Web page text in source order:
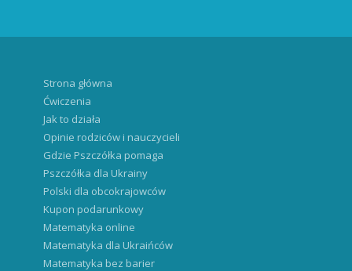
Strona główna
Ćwiczenia
Jak to działa
Opinie rodziców i nauczycieli
Gdzie Pszczółka pomaga
Pszczółka dla Ukrainy
Polski dla obcokrajowców
Kupon podarunkowy
Matematyka online
Matematyka dla Ukraińców
Matematyka bez barier